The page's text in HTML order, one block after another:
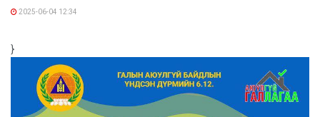
2025-06-04 12:34
}